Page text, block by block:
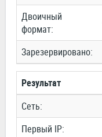
Двоичный
формат:
Зарезервировано:
Результат
Сеть:
Первый IP: